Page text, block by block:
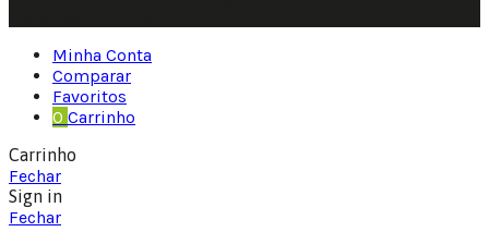
Minha Conta
Comparar
Favoritos
0 Carrinho
Carrinho
Fechar
Sign in
Fechar